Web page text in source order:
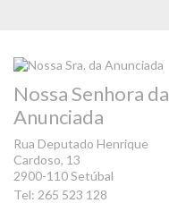
Nossa Senhora da
Anunciada
Rua Deputado Henrique
Cardoso, 13
2900-110 Setúbal
Tel: 265 523 128